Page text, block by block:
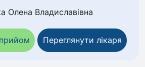
Олена Владиславівна
Переглянути лікаря